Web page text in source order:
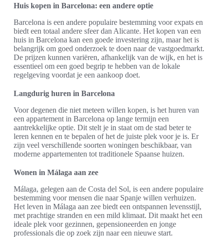
Huis kopen in Barcelona: een andere optie
Barcelona is een andere populaire bestemming voor expats en
biedt een totaal andere sfeer dan Alicante. Het kopen van een
huis in Barcelona kan een goede investering zijn, maar het is
belangrijk om goed onderzoek te doen naar de vastgoedmarkt.
De prijzen kunnen variëren, afhankelijk van de wijk, en het is
essentieel om een goed begrip te hebben van de lokale
regelgeving voordat je een aankoop doet.
Langdurig huren in Barcelona
Voor degenen die niet meteen willen kopen, is het huren van
een appartement in Barcelona op lange termijn een
aantrekkelijke optie. Dit stelt je in staat om de stad beter te
leren kennen en te bepalen of het de juiste plek voor je is. Er
zijn veel verschillende soorten woningen beschikbaar, van
moderne appartementen tot traditionele Spaanse huizen.
Wonen in Málaga aan zee
Málaga, gelegen aan de Costa del Sol, is een andere populaire
bestemming voor mensen die naar Spanje willen verhuizen.
Het leven in Málaga aan zee biedt een ontspannen levensstijl,
met prachtige stranden en een mild klimaat. Dit maakt het een
ideale plek voor gezinnen, gepensioneerden en jonge
professionals die op zoek zijn naar een nieuwe start.